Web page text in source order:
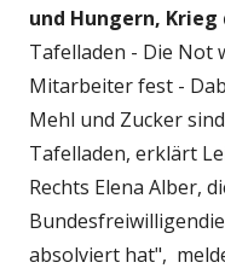
und Hungern, Krieg
Tafelladen - Die Not
Mitarbeiter fest -
Mehl und Zucker
Tafelladen, erklärt
Rechts Elena Alber,
absolviert hat",